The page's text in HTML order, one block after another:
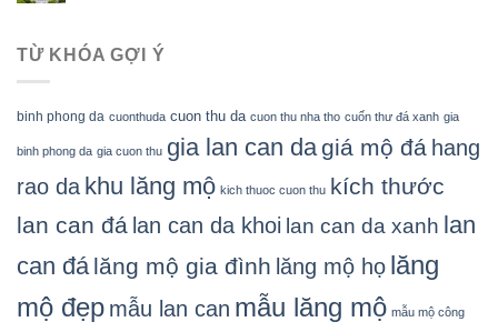
TỪ KHÓA GỢI Ý
binh phong da cuonthuda cuon thu da cuon thu nha tho cuốn thư đá xanh gia
binh phong da gia cuon thu gia lan can dagiá mộ đá hang
rao da khu lăng mộ kich thuoc cuon thu kích thước
lan can đá lan can da khoi lan can da xanh lan
can đá lăng mộ gia đình lăng mộ họ lăng
mộ đẹp mẫu lan can mẫu lăng mộ mẫu mộ công